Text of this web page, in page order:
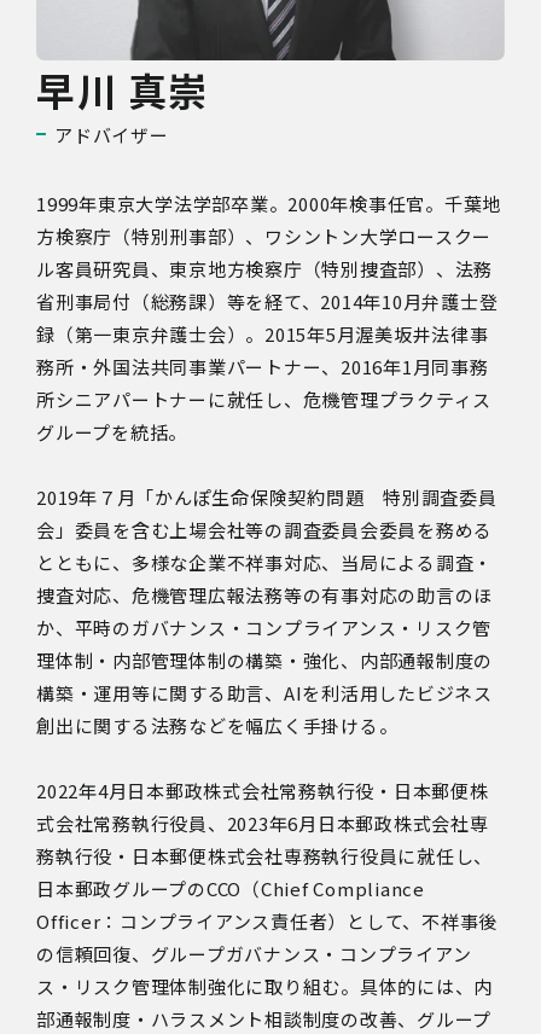
早川 真崇
アドバイザー
1999年東京大学法学部卒業。2000年検事任官。千葉地
方検察庁（特別刑事部）、ワシントン大学ロースクー
ル客員研究員、東京地方検察庁（特別捜査部）、法務
省刑事局付（総務課）等を経て、2014年10月弁護士登
録（第一東京弁護士会）。2015年5月渥美坂井法律事
務所・外国法共同事業パートナー、2016年1月同事務
所シニアパートナーに就任し、危機管理プラクティス
グループを統括。
2019年７月「かんぽ生命保険契約問題 特別調査委員
会」委員を含む上場会社等の調査委員会委員を務める
とともに、多様な企業不祥事対応、当局による調査・
捜査対応、危機管理広報法務等の有事対応の助言のほ
か、平時のガバナンス・コンプライアンス・リスク管
理体制・内部管理体制の構築・強化、内部通報制度の
構築・運用等に関する助言、AIを利活用したビジネス
創出に関する法務などを幅広く手掛ける。
2022年4月日本郵政株式会社常務執行役・日本郵便株
式会社常務執行役員、2023年6月日本郵政株式会社専
務執行役・日本郵便株式会社専務執行役員に就任し、
日本郵政グループのCCO（Chief Compliance
Officer：コンプライアンス責任者）として、不祥事後
の信頼回復、グループガバナンス・コンプライアン
ス・リスク管理体制強化に取り組む。具体的には、内
部通報制度・ハラスメント相談制度の改善、グループ